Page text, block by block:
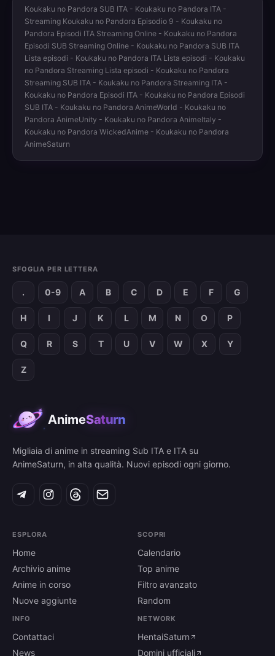
Koukaku no Pandora SUB ITA - Koukaku no Pandora ITA -
Streaming Koukaku no Pandora Episodio 9 - Koukaku no
Pandora Episodi ITA Streaming Online - Koukaku no Pandora
Episodi SUB Streaming Online - Koukaku no Pandora SUB ITA
Lista episodi - Koukaku no Pandora ITA Lista episodi - Koukaku
no Pandora Streaming Lista episodi - Koukaku no Pandora
Streaming SUB ITA - Koukaku no Pandora Streaming ITA -
Koukaku no Pandora Episodi ITA - Koukaku no Pandora Episodi
SUB ITA - Koukaku no Pandora AnimeWorld - Koukaku no
Pandora AnimeUnity - Koukaku no Pandora AnimeItaly -
Koukaku no Pandora WickedAnime - Koukaku no Pandora
AnimeSaturn
SFOGLIA PER LETTERA
. 0-9 A B C D E F G
H I J K L M N O P
Q R S T U V W X Y
Z
AnimeSaturn
Migliaia di anime in streaming Sub ITA e ITA su
AnimeSaturn, in alta qualità. Nuovi episodi ogni giorno.
ESPLORA
Home
Archivio anime
Anime in corso
Nuove aggiunte
SCOPRI
Calendario
Top anime
Filtro avanzato
Random
INFO
Contattaci
News
NETWORK
HentaiSaturn
Domini ufficiali